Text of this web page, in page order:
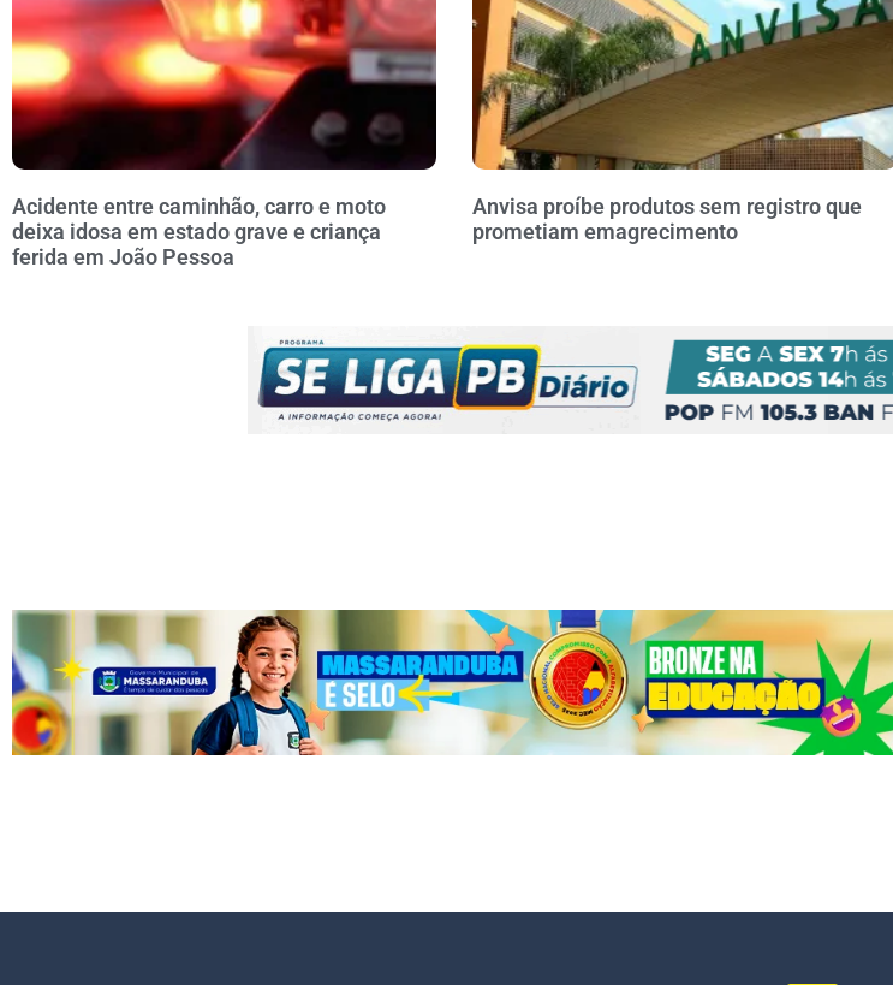
Acidente entre caminhão, carro e moto
deixa idosa em estado grave e criança
ferida em João Pessoa
Anvisa proíbe produtos sem registro que
prometiam emagrecimento